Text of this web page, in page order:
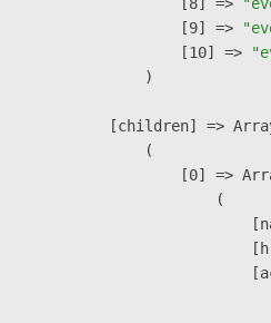
                    [9] =>
                    [10] =>
                )
[children] =>
                (
[0] =>
                        (